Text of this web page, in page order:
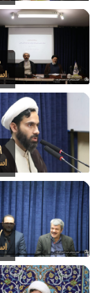
۱۰
اسفند
۰۹
اسفند
۰۷
اسفند